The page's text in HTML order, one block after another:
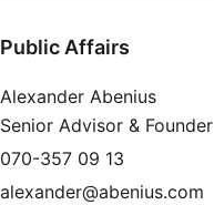
Public Affairs
Alexander Abenius
Senior Advisor & Founder
070-357 09 13
alexander@abenius.com